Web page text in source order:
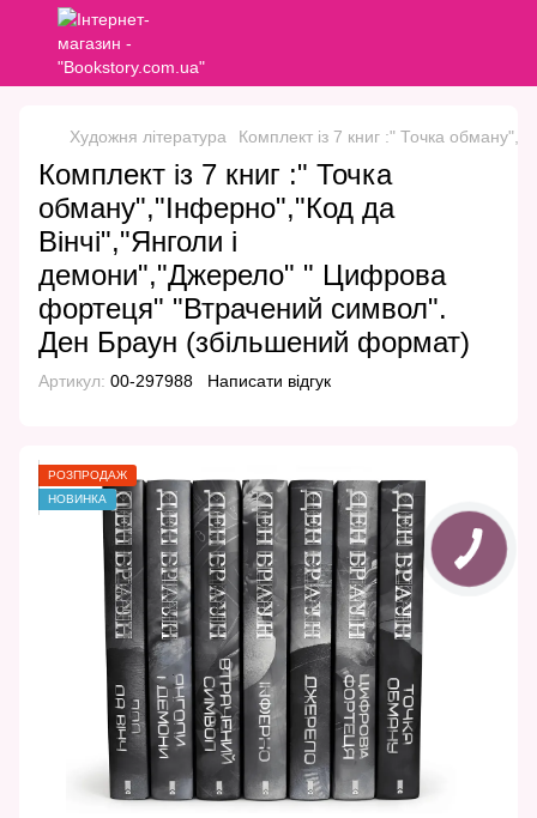
Художня література Комплект із 7 книг :" Точка
Комплект із 7 книг :" Точка
обману","Інферно","Код да
Вінчі","Янголи і
демони","Джерело" " Цифрова
фортеця" "Втрачений символ".
Ден Браун (збільшений формат)
Артикул: 00-297988 Написати відгук
РОЗПРОДАЖ
НОВИНКА